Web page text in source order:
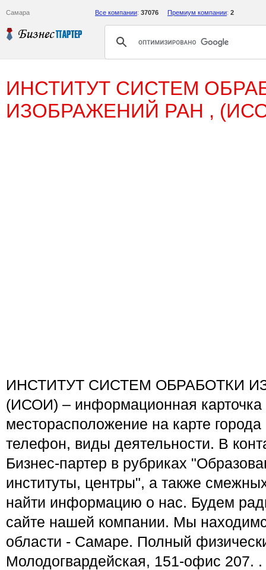
Самара Все компании: 37076 Премиум компании: 2
ИНСТИТУТ СИСТЕМ
ИЗОБРАЖЕНИЙ РАН ,
ИНСТИТУТ СИСТЕМ ОБРАБОТКИ
(ИСОИ) – информационная карточка
месторасположение на карте
телефон, виды деятельности. В
Бизнес-партер в рубриках
институты, центры", а также
найти информацию о нас. Будем
сайте нашей компании. Мы
области - Самаре. Полный
Молодогвардейская, 151-офис 207. .